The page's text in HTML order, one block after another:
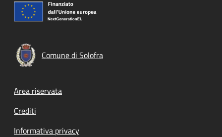
Comune di Solofra
Footer menu
Area riservata
Crediti
Informativa privacy